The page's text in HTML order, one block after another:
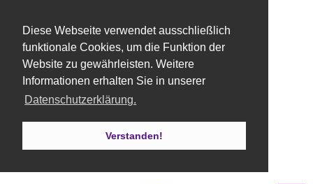
Diese Webseite verwendet ausschließlich
funktionale Cookies, um die Funktion der
Website zu gewährleisten. Weitere
Informationen erhalten Sie in unserer
Datenschutzerklärung.
Verstanden!